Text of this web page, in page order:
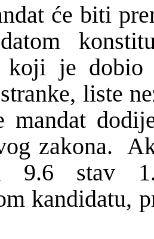
će biti
koji je
liste
mandat
zakona.
9.6 stav 1.
kandidatu,